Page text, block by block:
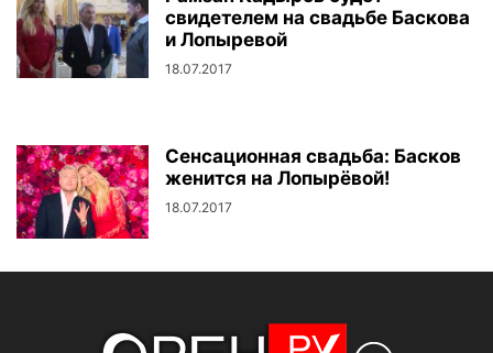
свидетелем на свадьбе Баскова
и Лопыревой
18.07.2017
Сенсационная свадьба: Басков
женится на Лопырёвой!
18.07.2017